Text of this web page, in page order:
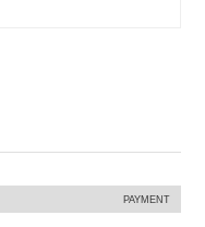
PAYMENT